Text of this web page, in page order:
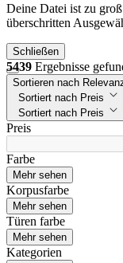
Deine Datei ist zu
überschritten
Schließen
5439 Ergebnisse
Sortieren nach
Sortiert nach Preis
Sortiert nach Preis
Preis
Farbe
Mehr sehen
Korpusfarbe
Mehr sehen
Türen farbe
Mehr sehen
Kategorien